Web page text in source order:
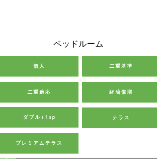
個人 二重基準
二重適応 経済倍増
ダブル+1sp テラス
プレミアムテラス
ベッドルーム